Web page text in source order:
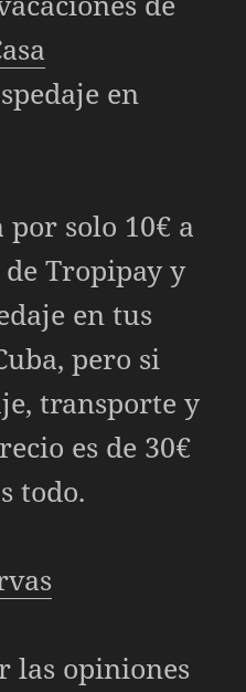
en
por solo 10€ a
Tropipay y
en tus
pero si
transporte y
es de 30€
todo.
las opiniones